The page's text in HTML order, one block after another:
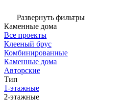
Развернуть фильтры
Каменные дома
Все проекты
Клееный брус
Комбинированные
Каменные дома
Авторские
Тип
1-этажные
2-этажные